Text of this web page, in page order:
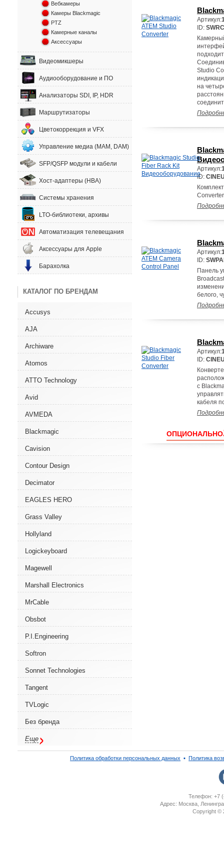
Вебкамеры
Камеры Blackmagic
PTZ
Камерные каналы
Аксессуары
Видеомикшеры
Аудиооборудование и ПО
Анализаторы SDI, IP, HDR
Маршрутизаторы
Цветокоррекция и VFX
Управление медиа (MAM, DAM)
SFP/QSFP модули и кабели
Хост-адаптеры (HBA)
Системы хранения
LTO-библиотеки, архивы
Автоматизация телевещания
Аксессуары для Apple
Барахолка
КАТАЛОГ ПО БРЕНДАМ
Accusys
AJA
Archiware
Atomos
ATTO Technology
Avid
AVMEDA
Blackmagic
Cavision
Contour Design
Decimator
EAGLES HERO
Grass Valley
Hollyland
Logickeyboard
Magewell
Marshall Electronics
MrCable
Obsbot
P.I.Engineering
Softron
Sonnet Technologies
Tangent
TVLogic
Без бренда
Еще
Артикул:
ID:
Studio
на
Артикул:
ID:
Артикул:
ID:
Панель
белого,
Артикул:
ID:
с
кабеля
ОПЦИОНАЛЬНО
Политика обработки персональных данных ▪ Политика
Телефон: +7
Адрес: Москва,
Copyright ©